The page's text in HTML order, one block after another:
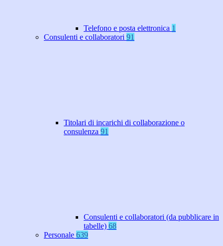
Telefono e posta elettronica 1
Consulenti e collaboratori 91
Titolari di incarichi di collaborazione o
consulenza 91
Consulenti e collaboratori (da pubblicare in
tabelle) 68
Personale 639